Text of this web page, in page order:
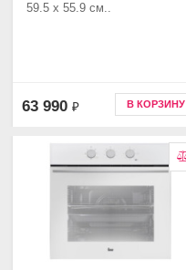
59.5 x 55.9 см..
63 990 ₽ В КОРЗИНУ